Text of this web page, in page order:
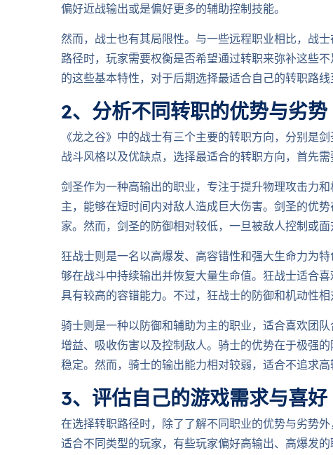
偏好近战输出或是偏好更多的辅助控制技能。
然而，战士也有其局限性。与一些远程职业相比，战
路径时，玩家需要权衡是否希望通过转职来弥补这些
的这些基本特性，对于后期选择最适合自己的转职路线
2、分析不同转职的优势与劣势
《龙之谷》中的战士有三个主要的转职方向，分别是
战斗风格以及优缺点，选择最适合的转职方向，首先需
剑圣作为一种高输出的职业，专注于提升物理攻击力
主，能够在短时间内对敌人造成巨大伤害。剑圣的优
家。然而，剑圣的防御相对较低，一旦被敌人控制或
狂战士则是一名以高爆发、高容错性和强大生命力为
够在战斗中持续输出并恢复大量生命值。狂战士适合
具有较高的容错能力。不过，狂战士的防御和机动性
骑士则是一种以防御和辅助为主的职业，适合喜欢团
增益、吸收伤害以及控制敌人。骑士的优势在于极强
稳定。然而，骑士的输出能力相对较弱，适合不追求
3、评估自己的游戏需求与喜好
在选择转职路径时，除了了解不同职业的优势与劣势
适合不同类型的玩家，有些玩家偏好高输出、高爆发